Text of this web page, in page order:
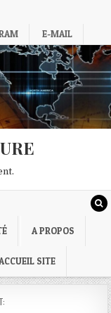
E-MAIL
A PROPOS
SITE